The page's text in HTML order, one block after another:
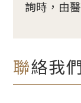
詢時，由
聯絡我們